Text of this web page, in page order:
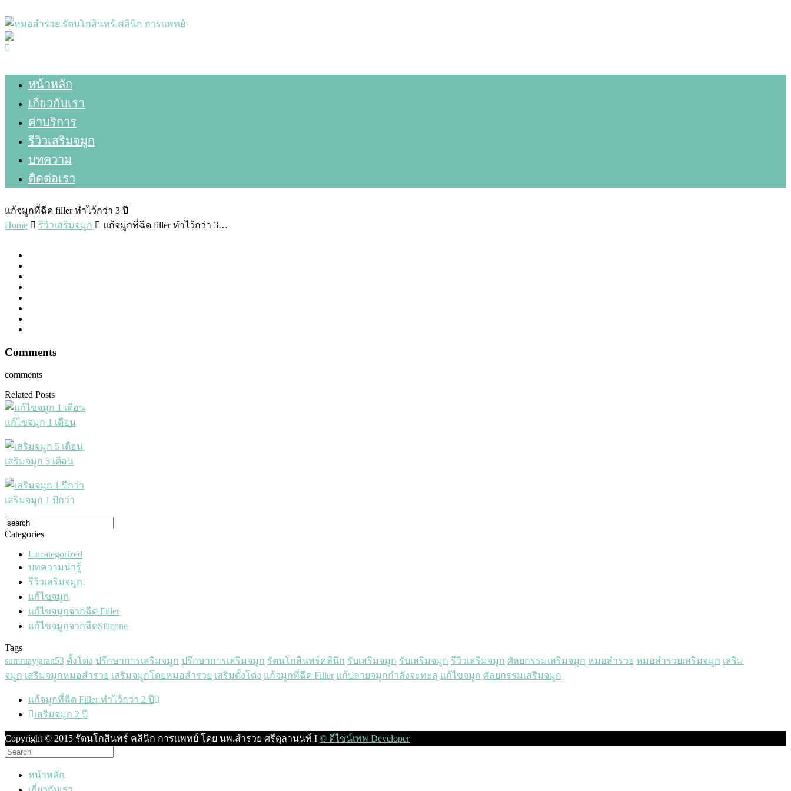
หน้าหลัก
เกี่ยวกับเรา
ค่าบริการ
รีวิวเสริมจมูก
บทความ
ติดต่อเรา
แก้จมูกที่ฉีด filler ทำไว้กว่า 3 ปี
Home
รีวิวเสริมจมูก แก้จมูกที่ฉีด filler ทำไว้กว่า 3…
Comments
comments
Related Posts
แก้ไขจมูก 1 เดือน
เสริมจมูก 5 เดือน
เสริมจมูก 1 ปีกว่า
Categories
Uncategorized
บทความน่ารู้
รีวิวเสริมจมูก
แก้ไขจมูก
แก้ไขจมูกจากฉีด Filler
แก้ไขจมูกจากฉีดSilicone
Tags
sumruayjaran53 ดั้งโด่ง ปรึกษาการเสริมจมูก ปรึกษาการเสริมจมูก รัตนโกสินทร์คลีนิก รับเสริมจมูก รับเสริมจมูก รีวิวเสริมจมูก ศัลยกรรมเสริมจมูก หมอสำรวย หมอสำรวยเสริมจมูก เสริม
จมูก เสริมจมูกหมอสำรวย เสริมจมูกโดยหมอสำรวย เสริมดั้งโด่ง แก้จมูกที่ฉีด Filler แก้ปลายจมูกกำลังจะทะลุ แก้ไขจมูก ‎ศัลยกรรมเสริมจมูก‬
แก้จมูกที่ฉีด Filler ทำไว้กว่า 2 ปี
เสริมจมูก 2 ปี
Copyright © 2015 รัตนโกสินทร์ คลินิก การแพทย์ โดย นพ.สำรวย ศรีตุลานนท์ I © ดีไซน์เทพ Developer
หน้าหลัก